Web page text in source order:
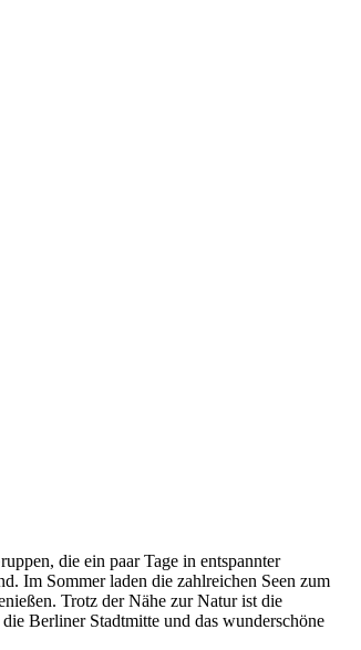
die ein paar Tage in entspannter
Im Sommer laden die zahlreichen Seen zum
Trotz der Nähe zur Natur ist die
Berliner Stadtmitte und das wunderschöne